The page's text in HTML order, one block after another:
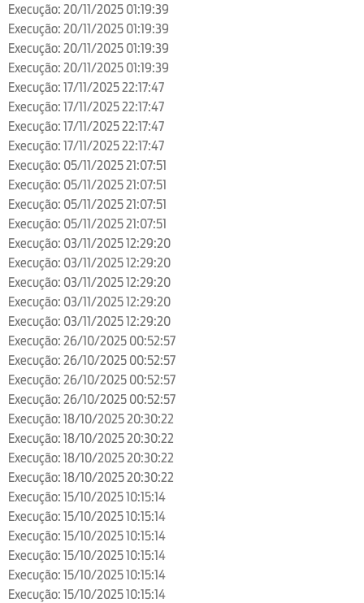
Execução: 20/11/2025 01:19:39
Execução: 20/11/2025 01:19:39
Execução: 20/11/2025 01:19:39
Execução: 20/11/2025 01:19:39
Execução: 17/11/2025 22:17:47
Execução: 17/11/2025 22:17:47
Execução: 17/11/2025 22:17:47
Execução: 17/11/2025 22:17:47
Execução: 05/11/2025 21:07:51
Execução: 05/11/2025 21:07:51
Execução: 05/11/2025 21:07:51
Execução: 05/11/2025 21:07:51
Execução: 03/11/2025 12:29:20
Execução: 03/11/2025 12:29:20
Execução: 03/11/2025 12:29:20
Execução: 03/11/2025 12:29:20
Execução: 03/11/2025 12:29:20
Execução: 26/10/2025 00:52:57
Execução: 26/10/2025 00:52:57
Execução: 26/10/2025 00:52:57
Execução: 26/10/2025 00:52:57
Execução: 18/10/2025 20:30:22
Execução: 18/10/2025 20:30:22
Execução: 18/10/2025 20:30:22
Execução: 18/10/2025 20:30:22
Execução: 15/10/2025 10:15:14
Execução: 15/10/2025 10:15:14
Execução: 15/10/2025 10:15:14
Execução: 15/10/2025 10:15:14
Execução: 15/10/2025 10:15:14
Execução: 15/10/2025 10:15:14